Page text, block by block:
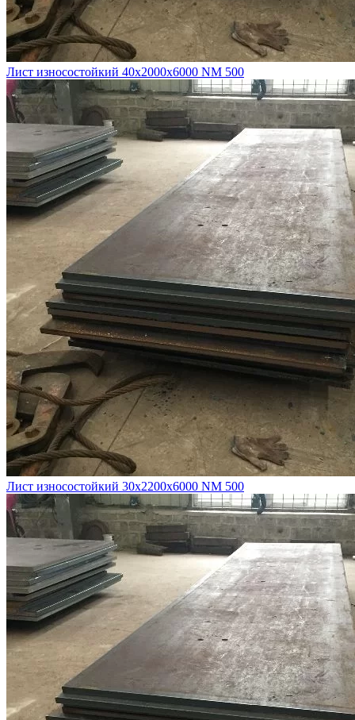
Лист износостойкий 40х2000х6000 NM 500
Лист износостойкий 30х2200х6000 NM 500